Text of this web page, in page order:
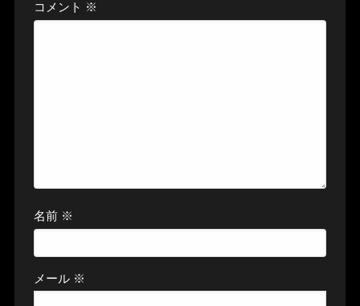
コメント ※
名前 ※
メール ※